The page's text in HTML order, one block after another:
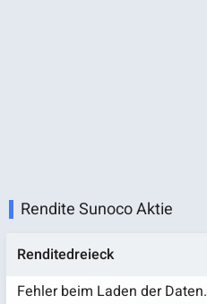
Rendite Sunoco Aktie
Renditedreieck
Fehler beim Laden der Daten.